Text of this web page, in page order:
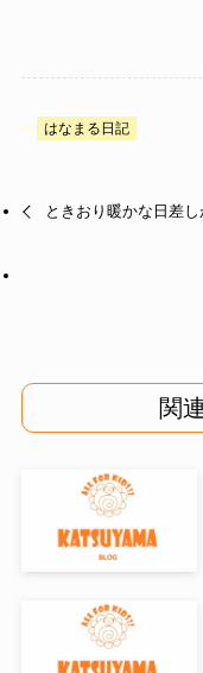
はなまる日記
ときおり暖かな日差
関